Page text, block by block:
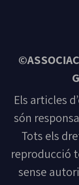
Els articles
són
Tots els
reproducció
sense